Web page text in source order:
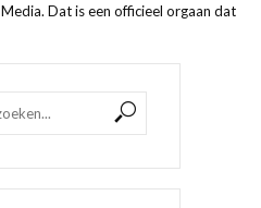
Dat is een officieel orgaan dat